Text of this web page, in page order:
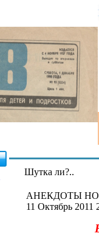
Шутка ли?..
АНЕКДОТЫ
11 Октябрь 2011